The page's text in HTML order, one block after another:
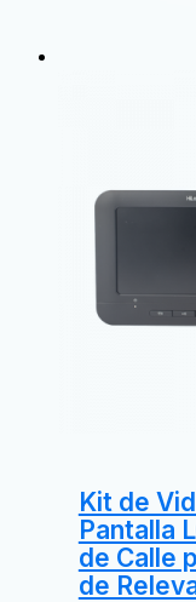
Kit de
Pantalla
de Calle
de